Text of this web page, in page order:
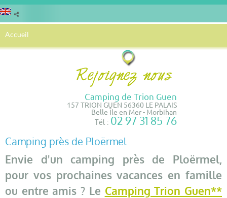
Accueil
Camping de Trion Guen
157 TRION GUEN 56360 LE PALAIS
Belle Île en Mer - Morbihan
Tél : 02 97 31 85 76
Camping près de Ploërmel
Envie d'un camping près de Ploërmel,
pour vos prochaines vacances en famille
ou entre amis ? Le Camping Trion Guen**